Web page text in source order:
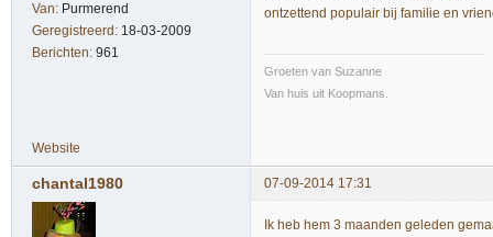
Van: Purmerend
Geregistreerd: 18-03-2009
Berichten: 961
ontzettend populair bij familie en
Groeten van Suzanne
Van huis uit Koopmans.
Website
chantal1980 07-09-2014 17:31
Ik heb hem 3 maanden geleden